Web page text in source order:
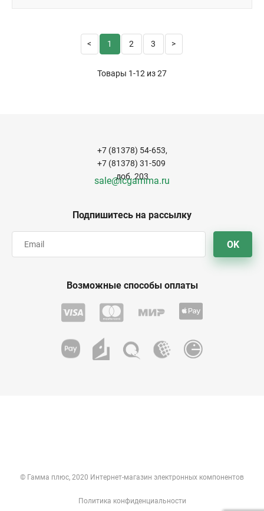
1 2 3
Товары 1-12 из27
Подпишитесь на рассылку
OK
+7 (81378) 54-653,
+7 (81378) 31-509
доб. 203
sale@icgamma.ru
Возможные способы оплаты
© Гамма плюс, 2020 Интернет-магазин электронных компонентов
Политика конфиденциальности